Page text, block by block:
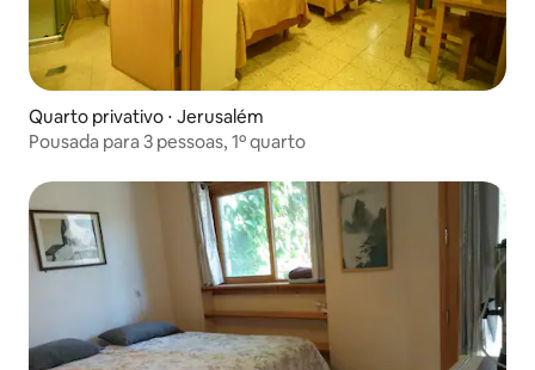
Quarto privativo ⋅ Jerusalém
Pousada para 3 pessoas, 1º quarto